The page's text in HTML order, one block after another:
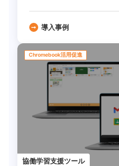
導入事例
Chromebook活用促進
協働学習支援ツール